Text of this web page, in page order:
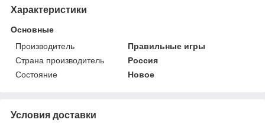
Характеристики
Основные
Производитель
Правильные игры
Страна производитель
Россия
Состояние
Новое
Условия доставки